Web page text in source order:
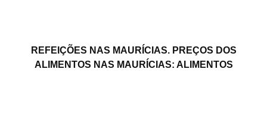
REFEIÇÕES NAS MAURÍCIAS. PREÇOS DOS
ALIMENTOS NAS MAURÍCIAS: ALIMENTOS